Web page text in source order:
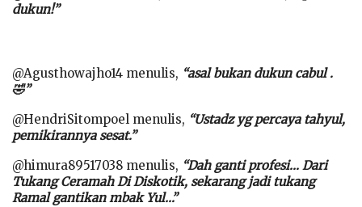
dukun!”
@Agusthowajho14 menulis, “asal bukan dukun cabul .
🤣”
@HendriSitompoel menulis, “Ustadz yg percaya tahyul,
pemikirannya sesat.”
@himura89517038 menulis, “Dah ganti profesi… Dari
Tukang Ceramah Di Diskotik, sekarang jadi tukang
Ramal gantikan mbak Yul…”